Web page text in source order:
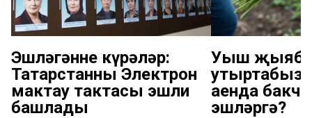
Эшләгәнне күрәләр:
Татарстанның Электрон
мактау тактасы эшли
башлады
Уңыш
утыртабыз:
аенда
эшләргә?